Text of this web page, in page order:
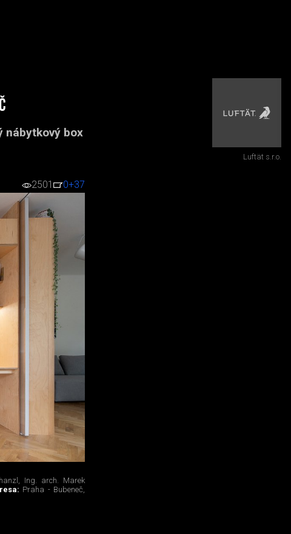
nábytkový box
2501 0+37
Ing. arch. Marek
Praha - Bubeneč,
Luftät s.r.o.